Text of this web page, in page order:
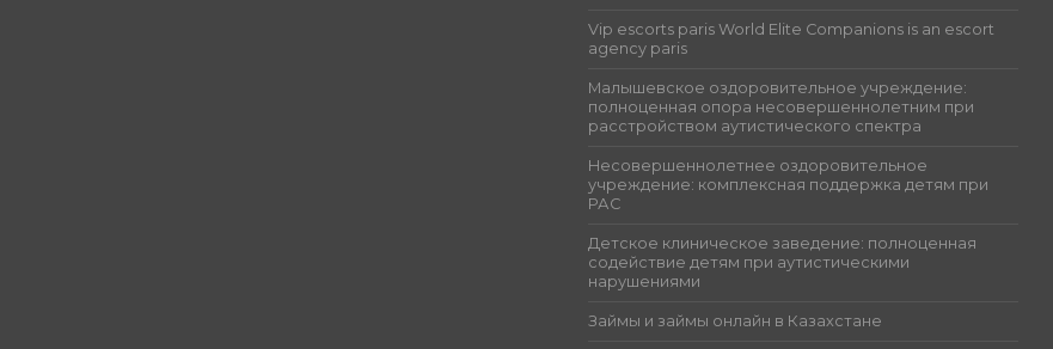
Vip escorts paris World Elite Companions is an escort
agency paris
Малышевское оздоровительное учреждение:
полноценная опора несовершеннолетним при
расстройством аутистического спектра
Несовершеннолетнее оздоровительное
учреждение: комплексная поддержка детям при
РАС
Детское клиническое заведение: полноценная
содействие детям при аутистическими
нарушениями
Займы и займы онлайн в Казахстане